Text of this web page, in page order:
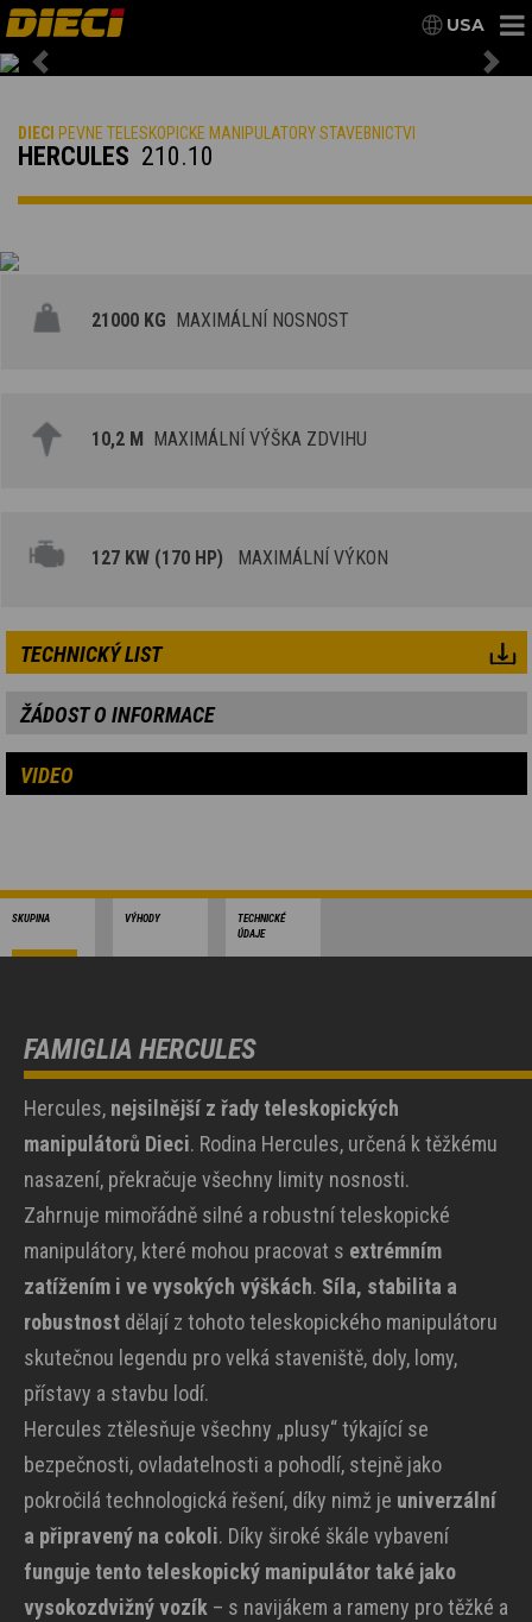
USA
Previous
DIECI PEVNE TELESKOPICKE MANIPULATORY STAVEBNICTVI
HERCULES 210.10
21000 KG MAXIMÁLNÍ NOSNOST
10,2 M MAXIMÁLNÍ VÝŠKA ZDVIHU
127 KW (170 HP) MAXIMÁLNÍ VÝKON
TECHNICKÝ LIST
ŽÁDOST O INFORMACE
VIDEO
SKUPINA VÝHODY
TECHNICKÉ
ÚDAJE
FAMIGLIA HERCULES
Hercules, nejsilnější z řady teleskopických
manipulátorů Dieci. Rodina Hercules, určená k těžkému
nasazení, překračuje všechny limity nosnosti.
Zahrnuje mimořádně silné a robustní teleskopické
manipulátory, které mohou pracovat s extrémním
zatížením i ve vysokých výškách. Síla, stabilita a
robustnost dělají z tohoto teleskopického manipulátoru
skutečnou legendu pro velká staveniště, doly, lomy,
přístavy a stavbu lodí.
Hercules ztělesňuje všechny „plusy“ týkající se
bezpečnosti, ovladatelnosti a pohodlí, stejně jako
pokročilá technologická řešení, díky nimž je univerzální
a připravený na cokoli. Díky široké škále vybavení
funguje tento teleskopický manipulátor také jako
vysokozdvižný vozík – s navijákem a rameny pro těžké a